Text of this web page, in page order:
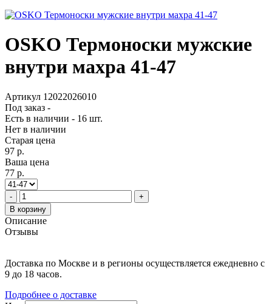
OSKO Термоноски мужские
внутри махра 41-47
Артикул 12022026010
Под заказ -
Есть в наличии - 16 шт.
Нет в наличии
Старая цена
97 р.
Ваша цена
77 р.
-
+
В корзину
Описание
Отзывы
Доставка по Москве и в регионы осуществляется ежедневно с
9 до 18 часов.
Подробнее о доставке